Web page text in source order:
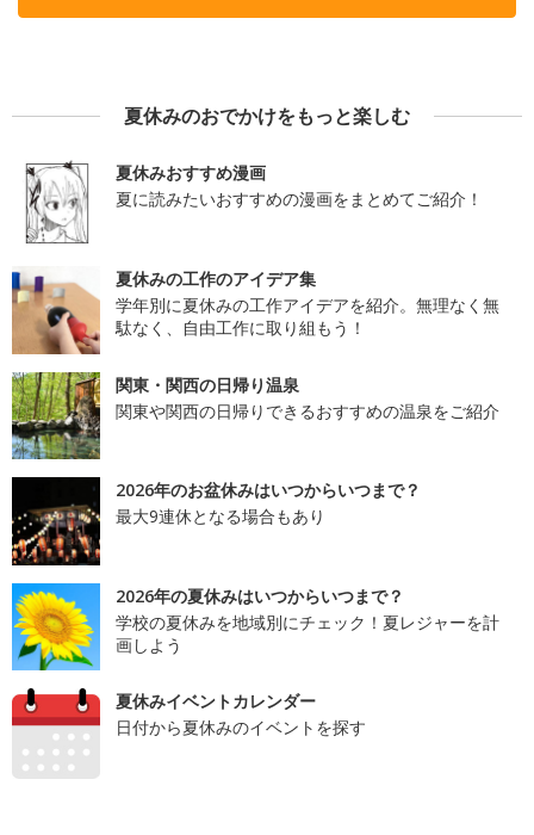
夏休みのおでかけをもっと楽しむ
夏休みおすすめ漫画
夏に読みたいおすすめの漫画をまとめてご紹介！
夏休みの工作のアイデア集
学年別に夏休みの工作アイデアを紹介。無理なく無
駄なく、自由工作に取り組もう！
関東・関西の日帰り温泉
関東や関西の日帰りできるおすすめの温泉をご紹介
2026年のお盆休みはいつからいつまで？
最大9連休となる場合もあり
2026年の夏休みはいつからいつまで？
学校の夏休みを地域別にチェック！夏レジャーを計
画しよう
夏休みイベントカレンダー
日付から夏休みのイベントを探す